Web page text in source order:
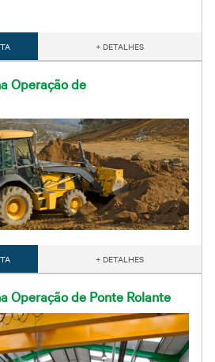
+ DETALHES
Operação de
+ DETALHES
Operação de Ponte Rolante